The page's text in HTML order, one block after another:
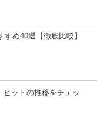
め40選【徹底比較】
ットの推移をチェッ